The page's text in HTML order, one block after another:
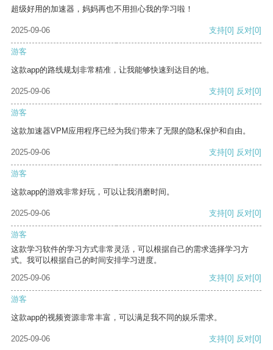
超级好用的加速器，妈妈再也不用担心我的学习啦！
2025-09-06 支持[0] 反对[0]
游客
这款app的路线规划非常精准，让我能够快速到达目的地。
2025-09-06 支持[0] 反对[0]
游客
这款加速器VPM应用程序已经为我们带来了无限的隐私保护和自由。
2025-09-06 支持[0] 反对[0]
游客
这款app的游戏非常好玩，可以让我消磨时间。
2025-09-06 支持[0] 反对[0]
游客
这款学习软件的学习方式非常灵活，可以根据自己的需求选择学习方
式。我可以根据自己的时间安排学习进度。
2025-09-06
支持[0] 反对[0]
游客
这款app的视频资源非常丰富，可以满足我不同的娱乐需求。
2025-09-06 支持[0] 反对[0]